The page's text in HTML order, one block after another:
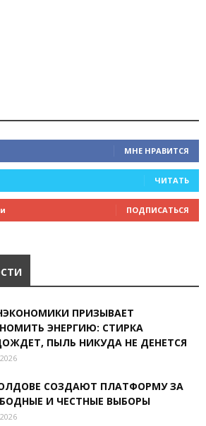
МНЕ НРАВИТСЯ
ЧИТАТЬ
ПОДПИСАТЬСЯ
ПРИЗЫВАЕТ
ЭНЕРГИЮ: СТИРКА
ПЫЛЬ НИКУДА НЕ ДЕНЕТСЯ
СОЗДАЮТ ПЛАТФОРМУ ЗА
И ЧЕСТНЫЕ ВЫБОРЫ